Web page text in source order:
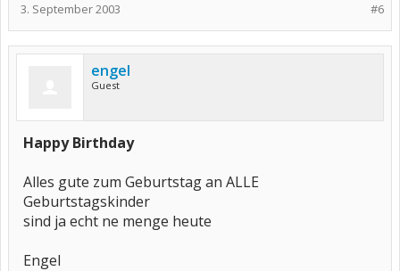
#6
3. September 2003
engel
Guest
Happy Birthday
Alles gute zum Geburtstag an ALLE
Geburtstagskinder
sind ja echt ne menge heute
Engel